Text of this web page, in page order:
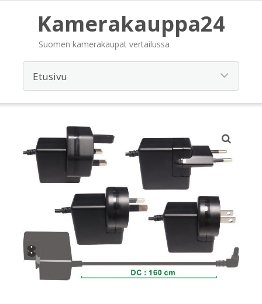
Kamerakauppa24
Suomen kamerakaupat vertailussa